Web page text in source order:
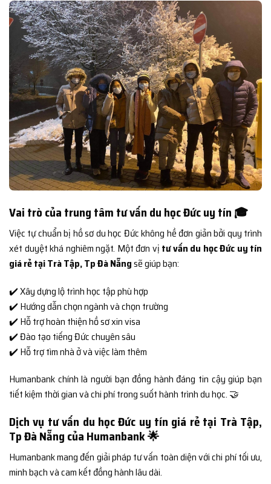
Vai trò của trung tâm tư vấn du học Đức uy tín 🎓
Việc tự chuẩn bị hồ sơ du học Đức không hề đơn giản bởi quy trình
xét duyệt khá nghiêm ngặt. Một đơn vị tư vấn du học Đức uy tín
giá rẻ tại Trà Tập, Tp Đà Nẵngsẽ giúp bạn:
✔️ Xây dựng lộ trình học tập phù hợp
✔️ Hướng dẫn chọn ngành và chọn trường
✔️ Hỗ trợ hoàn thiện hồ sơ xin visa
✔️ Đào tạo tiếng Đức chuyên sâu
✔️ Hỗ trợ tìm nhà ở và việc làm thêm
Humanbank chính là người bạn đồng hành đáng tin cậy giúp bạn
tiết kiệm thời gian và chi phí trong suốt hành trình du học. 🤝
Dịch vụ tư vấn du học Đức uy tín giá rẻ tại Trà Tập,
Tp Đà Nẵng của Humanbank 🌟
Humanbank mang đến giải pháp tư vấn toàn diện với chi phí tối ưu,
minh bạch và cam kết đồng hành lâu dài.